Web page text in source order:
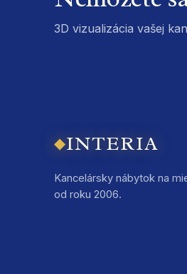
3D vizualizácia vašej
◆INTERIA
Kancelársky nábytok na
od roku 2006.